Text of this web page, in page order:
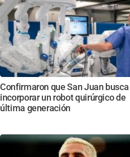
Confirmaron que San Juan busca
incorporar un robot quirúrgico de
última generación